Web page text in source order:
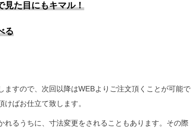
た目にもキマル！
る
ますので、次回以降はWEBよりご注文頂くことが可能で
ばお仕立て致します。
れるうちに、寸法変更をされることもあります。その際